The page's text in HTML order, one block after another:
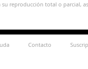
su reproducción total o
Contacto